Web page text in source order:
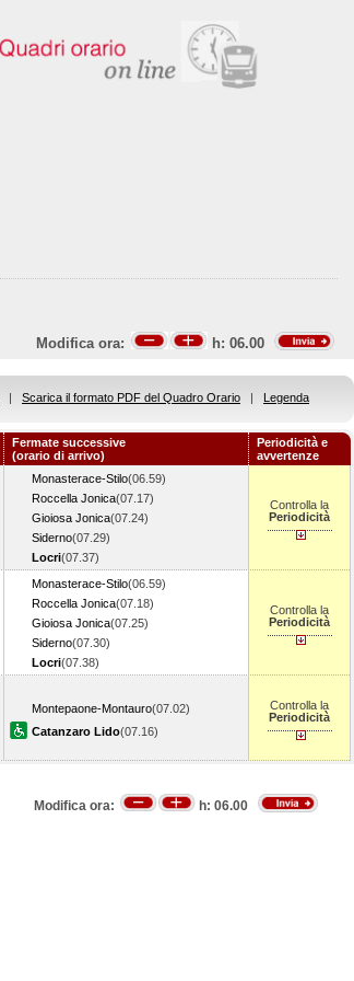
Modifica ora: h: 06.00
| Scarica il formato PDF del Quadro Orario | Legenda
Fermate successive
(orario di arrivo)
Periodicità e
avvertenze
Monasterace-Stilo(06.59)
Roccella Jonica(07.17)
Gioiosa Jonica(07.24)
Siderno(07.29)
Locri(07.37)
Controlla la
Periodicità
Monasterace-Stilo(06.59)
Roccella Jonica(07.18)
Gioiosa Jonica(07.25)
Siderno(07.30)
Locri(07.38)
Controlla la
Periodicità
Montepaone-Montauro(07.02)
Catanzaro Lido(07.16)
Controlla la
Periodicità
Modifica ora: h: 06.00